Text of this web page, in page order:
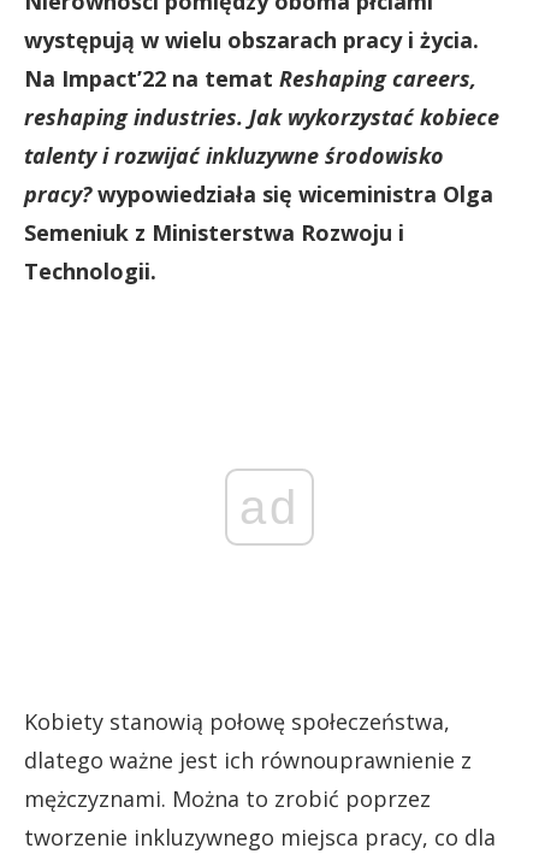
występują w wielu obszarach pracy i życia.
Na Impact’22 na temat Reshaping careers,
reshaping industries. Jak wykorzystać kobiece
talenty i rozwijać inkluzywne środowisko
pracy?wypowiedziała się wiceministra Olga
Semeniuk z Ministerstwa Rozwoju i
Technologii.
ad
Kobiety stanowią połowę społeczeństwa,
dlatego ważne jest ich równouprawnienie z
mężczyznami. Można to zrobić poprzez
tworzenie inkluzywnego miejsca pracy, co dla